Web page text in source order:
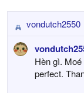
R
e
a
vondutch2550
Hèn gì.
perfect.